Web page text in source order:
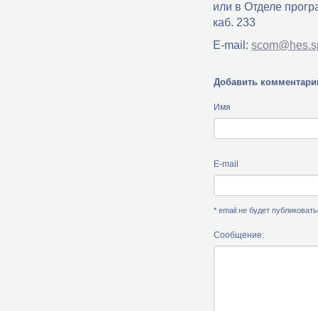
или в Отделе
каб. 233
E-mail:
Добавить
Имя
E-mail
* email не будет
Сообщение: